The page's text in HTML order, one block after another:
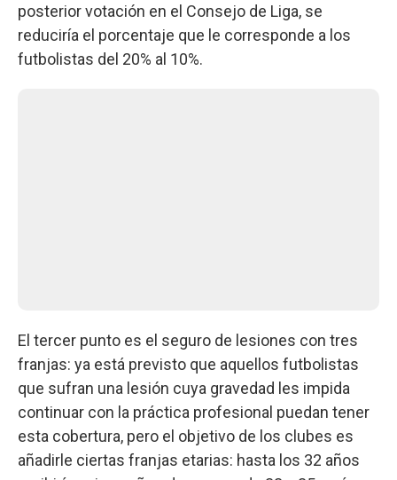
posterior votación en el Consejo de Liga, se
reduciría el porcentaje que le corresponde a los
futbolistas del 20% al 10%.
El tercer punto es el seguro de lesiones con tres
franjas: ya está previsto que aquellos futbolistas
que sufran una lesión cuya gravedad les impida
continuar con la práctica profesional puedan tener
esta cobertura, pero el objetivo de los clubes es
añadirle ciertas franjas etarias: hasta los 32 años